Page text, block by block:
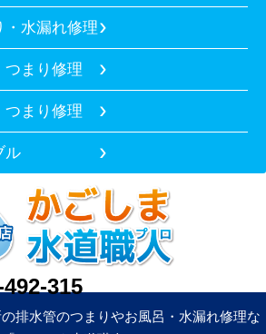
・水漏れ修理
つまり修理
つまり修理
ル
315
排水管のつまりやお風呂・水漏れ修理な